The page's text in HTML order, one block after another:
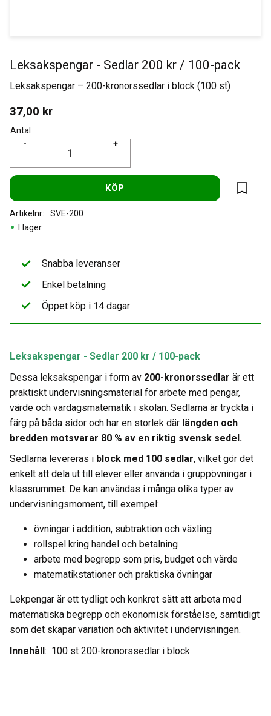
Leksakspengar - Sedlar 200 kr / 100-pack
Leksakspengar – 200-kronorssedlar i block (100 st)
37,00 kr
Antal
+
-
KÖP
Lägg
I lager
Artikelnr SVE-200
Leksakspengar - Sedlar 200 kr / 100-pack
Dessa leksakspengar i form av 200-kronorssedlar är ett
praktiskt undervisningsmaterial för arbete med pengar,
värde och vardagsmatematik i skolan. Sedlarna är tryckta i
färg på båda sidor och har en storlek där längden och
bredden motsvarar 80 % av en riktig svensk sedel.
Sedlarna levereras i block med 100 sedlar, vilket gör det
enkelt att dela ut till elever eller använda i gruppövningar i
klassrummet. De kan användas i många olika typer av
undervisningsmoment, till exempel:
övningar i addition, subtraktion och växling
rollspel kring handel och betalning
arbete med begrepp som pris, budget och värde
matematikstationer och praktiska övningar
Lekpengar är ett tydligt och konkret sätt att arbeta med
matematiska begrepp och ekonomisk förståelse, samtidigt
som det skapar variation och aktivitet i undervisningen.
Innehåll: 100 st 200-kronorssedlar i block
Snabba leveranser
Enkel betalning
Öppet köp i 14 dagar